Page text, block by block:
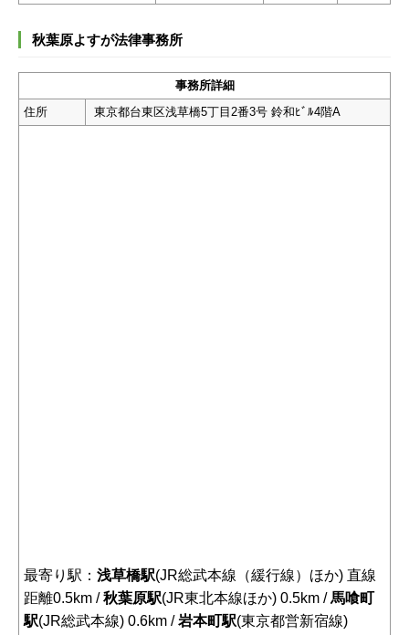
秋葉原よすが法律事務所
事務所詳細
住所
東京都台東区浅草橋5丁目2番3号 鈴和ﾋﾞﾙ4階A
最寄り駅： 浅草橋駅(JR総武本線（緩行線）ほか) 直線
距離0.5km /秋葉原駅(JR東北本線ほか) 0.5km /馬喰町
駅(JR総武本線) 0.6km /岩本町駅(東京都営新宿線)